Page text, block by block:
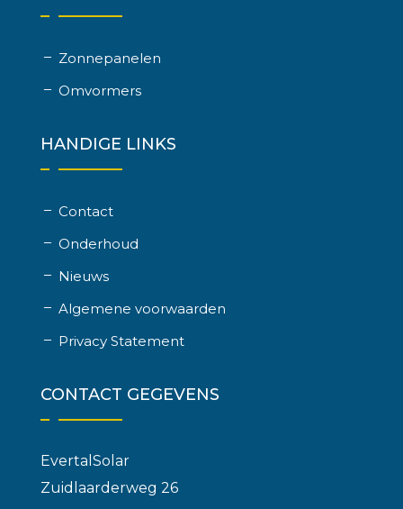
Zonnepanelen
Omvormers
HANDIGE LINKS
Contact
Onderhoud
Nieuws
Algemene voorwaarden
Privacy Statement
CONTACT GEGEVENS
EvertalSolar
Zuidlaarderweg 26